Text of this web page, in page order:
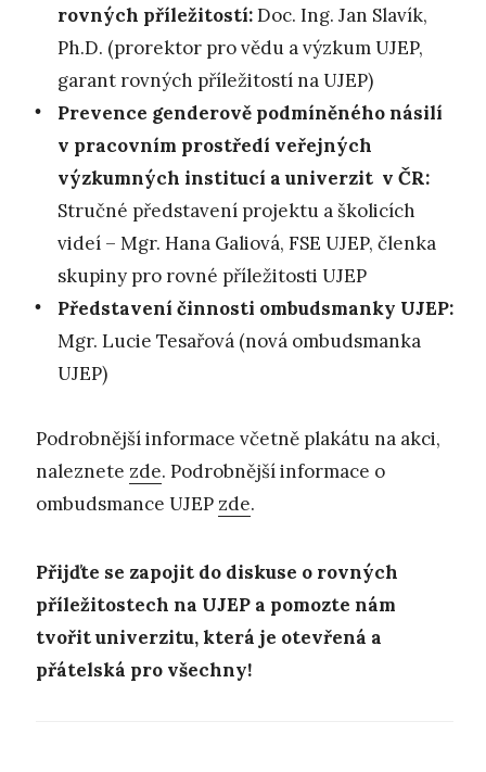
rovných příležitostí:Doc. Ing. Jan Slavík,
Ph.D. (prorektor pro vědu a výzkum UJEP,
garant rovných příležitostí na UJEP)
Prevence genderově podmíněného násilí
v pracovním prostředí veřejných
výzkumných institucí a univerzit v ČR:
Stručné představení projektu a školicích
videí – Mgr. Hana Galiová, FSE UJEP, členka
skupiny pro rovné příležitosti UJEP
Představení činnosti ombudsmanky UJEP:
Mgr. Lucie Tesařová (nová ombudsmanka
UJEP)
Podrobnější informace včetně plakátu na akci,
naleznete zde. Podrobnější informace o
ombudsmance UJEP zde.
Přijďte se zapojit do diskuse o rovných
příležitostech na UJEP a pomozte nám
tvořit univerzitu, která je otevřená a
přátelská pro všechny!